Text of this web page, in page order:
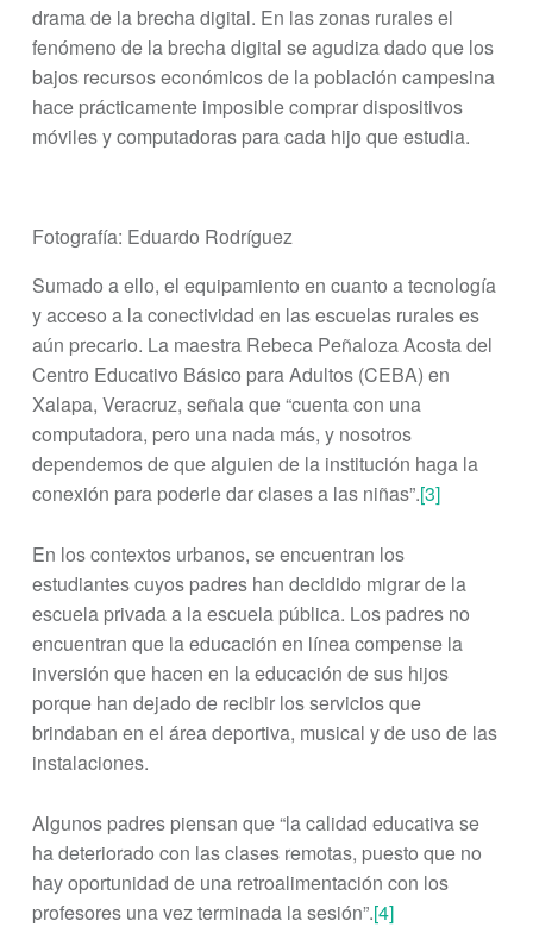
drama de la brecha digital. En las zonas rurales el
fenómeno de la brecha digital se agudiza dado que los
bajos recursos económicos de la población campesina
hace prácticamente imposible comprar dispositivos
móviles y computadoras para cada hijo que estudia.
Fotografía: Eduardo Rodríguez
Sumado a ello, el equipamiento en cuanto a tecnología
y acceso a la conectividad en las escuelas rurales es
aún precario. La maestra Rebeca Peñaloza Acosta del
Centro Educativo Básico para Adultos (CEBA) en
Xalapa, Veracruz, señala que “cuenta con una
computadora, pero una nada más, y nosotros
dependemos de que alguien de la institución haga la
conexión para poderle dar clases a las niñas”.[3]
En los contextos urbanos, se encuentran los
estudiantes cuyos padres han decidido migrar de la
escuela privada a la escuela pública. Los padres no
encuentran que la educación en línea compense la
inversión que hacen en la educación de sus hijos
porque han dejado de recibir los servicios que
brindaban en el área deportiva, musical y de uso de las
instalaciones.
Algunos padres piensan que “la calidad educativa se
ha deteriorado con las clases remotas, puesto que no
hay oportunidad de una retroalimentación con los
profesores una vez terminada la sesión”.[4]